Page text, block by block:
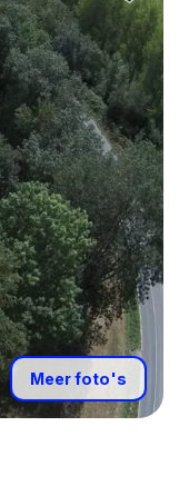
Meer foto's